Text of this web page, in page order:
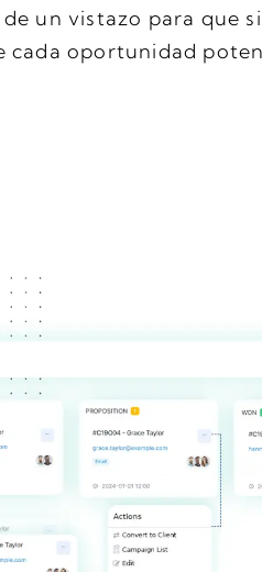
un vistazo para que
cada oportunidad